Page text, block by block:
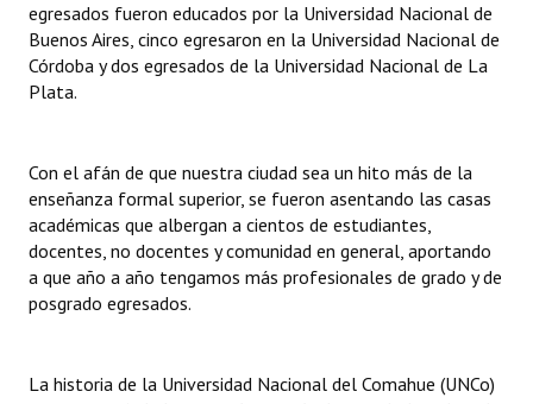
egresados fueron educados por la Universidad Nacional de
Buenos Aires, cinco egresaron en la Universidad Nacional de
Córdoba y dos egresados de la Universidad Nacional de La
Plata.
Con el afán de que nuestra ciudad sea un hito más de la
enseñanza formal superior, se fueron asentando las casas
académicas que albergan a cientos de estudiantes,
docentes, no docentes y comunidad en general, aportando
a que año a año tengamos más profesionales de grado y de
posgrado egresados.
La historia de la Universidad Nacional del Comahue (UNCo)